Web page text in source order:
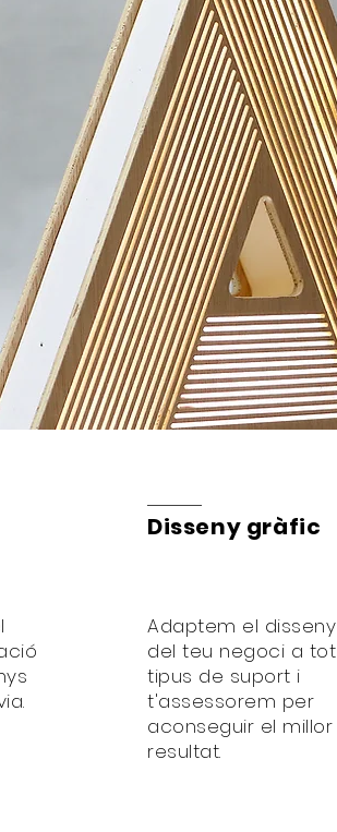
Disseny gràfic
Adaptem el disseny
del teu negoci a tot
tipus de suport i
t'assessorem per
aconseguir el millor
resultat.